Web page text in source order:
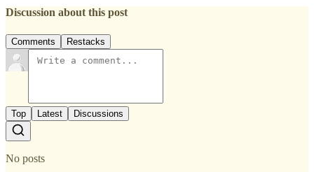
Discussion about this post
Comments Restacks
Top Latest Discussions
No posts